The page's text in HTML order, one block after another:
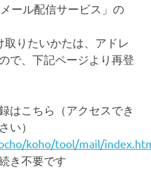
ール配信サービス」の
りたいかたは、アドレ
で、下記ページより再登
はこちら（アクセスでき
い）
koho/tool/mail/
き不要です